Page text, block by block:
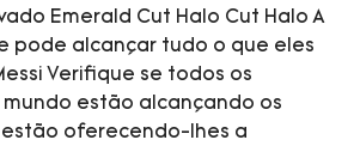
Emerald Cut Halo Cut Halo A
pode alcançar tudo o que eles
Verifique se todos os
estão alcançando os
oferecendo-lhes a